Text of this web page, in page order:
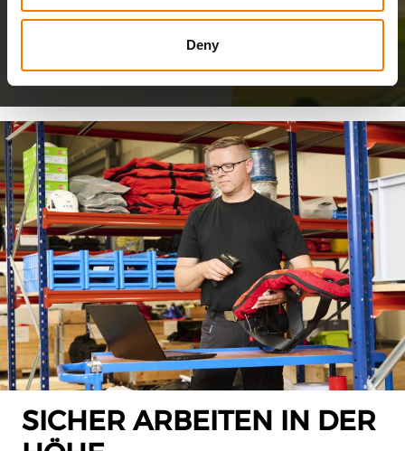
Deny
SICHER ARBEITEN IN DER